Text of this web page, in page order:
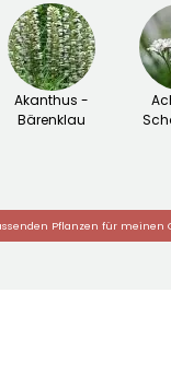
Akanthus -
Bärenklau
Pflanzen für meinen